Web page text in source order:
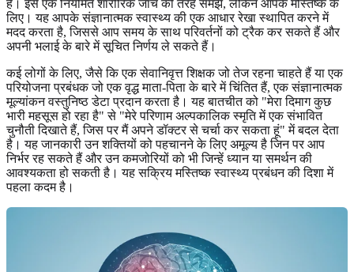
है। इसे एक नियमित शारीरिक जांच की तरह समझें, लेकिन आपके मस्तिष्क के
लिए। यह आपके संज्ञानात्मक स्वास्थ्य की एक आधार रेखा स्थापित करने में
मदद करता है, जिससे आप समय के साथ परिवर्तनों को ट्रैक कर सकते हैं और
अपनी भलाई के बारे में सूचित निर्णय ले सकते हैं।
कई लोगों के लिए, जैसे कि एक सेवानिवृत्त शिक्षक जो तेज रहना चाहते हैं या एक
परियोजना प्रबंधक जो एक वृद्ध माता-पिता के बारे में चिंतित हैं, एक संज्ञानात्मक
मूल्यांकन वस्तुनिष्ठ डेटा प्रदान करता है। यह बातचीत को "मेरा दिमाग कुछ
भारी महसूस हो रहा है" से "मेरे परिणाम अल्पकालिक स्मृति में एक संभावित
चुनौती दिखाते हैं, जिस पर मैं अपने डॉक्टर से चर्चा कर सकता हूं" में बदल देता
है। यह जानकारी उन शक्तियों को पहचानने के लिए अमूल्य है जिन पर आप
निर्भर रह सकते हैं और उन कमजोरियों को भी जिन्हें ध्यान या समर्थन की
आवश्यकता हो सकती है। यह सक्रिय मस्तिष्क स्वास्थ्य प्रबंधन की दिशा में
पहला कदम है।